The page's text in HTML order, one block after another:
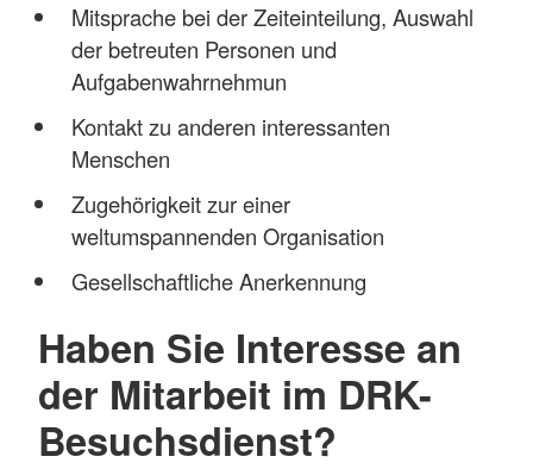
Mitsprache bei der Zeiteinteilung, Auswahl
der betreuten Personen und
Aufgabenwahrnehmun
Kontakt zu anderen interessanten
Menschen
Zugehörigkeit zur einer
weltumspannenden Organisation
Gesellschaftliche Anerkennung
Haben Sie Interesse an
der Mitarbeit im DRK-
Besuchsdienst?